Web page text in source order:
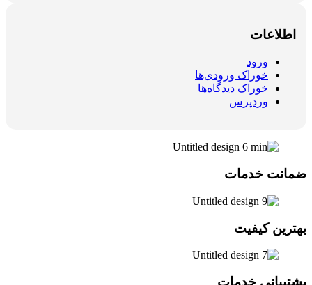
اطلاعات
ورود
خوراک ورودی‌ها
خوراک دیدگاه‌ها
وردپرس
ضمانت خدمات
بهترین کیفیت
پشتیبانی خدمات